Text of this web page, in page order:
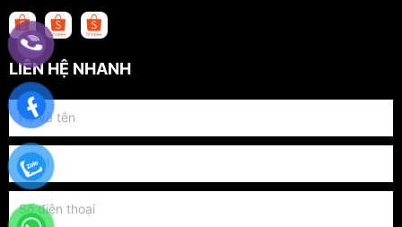
LIÊN HỆ NHANH